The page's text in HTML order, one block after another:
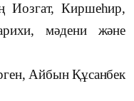
Иозгат, Киршеһир,
мәдени және
Айбын Құсанбек